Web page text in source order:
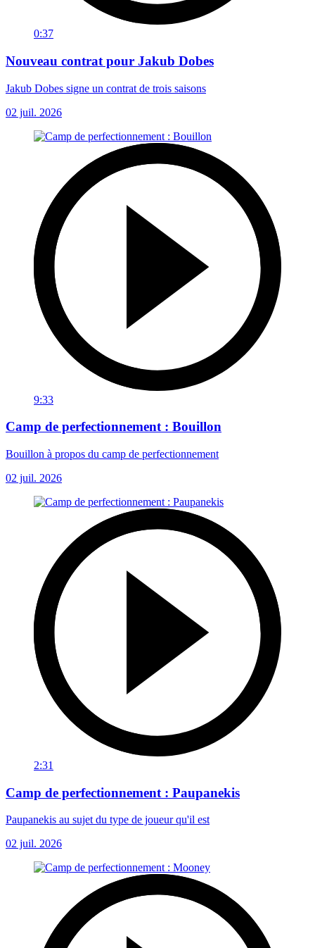
0:37
Nouveau contrat pour Jakub Dobes
Jakub Dobes signe un contrat de trois saisons
02 juil. 2026
9:33
Camp de perfectionnement : Bouillon
Bouillon à propos du camp de perfectionnement
02 juil. 2026
2:31
Camp de perfectionnement : Paupanekis
Paupanekis au sujet du type de joueur qu'il est
02 juil. 2026